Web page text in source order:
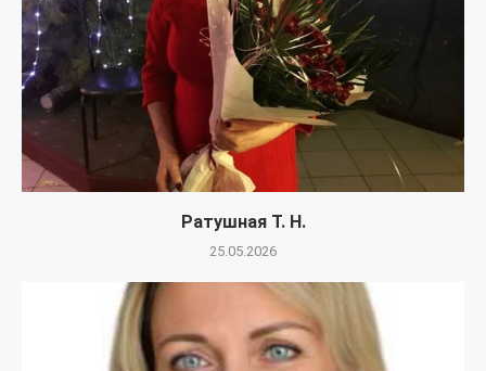
Ратушная Т. Н.
25.05.2026